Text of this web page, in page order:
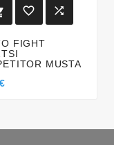
 
FIGHT
MUSTA